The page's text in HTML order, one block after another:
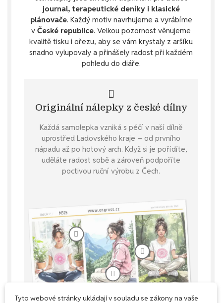
journal, terapeutické deníky i klasické
plánovače. Každý motiv navrhujeme a vyrábíme
v České republice. Velkou pozornost věnujeme
kvalitě tisku i ořezu, aby se vám krystaly z aršíku
snadno vylupovaly a přinášely radost při každém
pohledu do diáře.
Originální nálepky z české dílny
Každá samolepka vzniká s péčí v naší dílně
uprostřed Ladovského kraje – od prvního
nápadu až po hotový arch. Když si je pořídíte,
uděláte radost sobě a zároveň podpoříte
poctivou ruční výrobu z Čech.
Tyto webové stránky ukládají v souladu se zákony na vaše